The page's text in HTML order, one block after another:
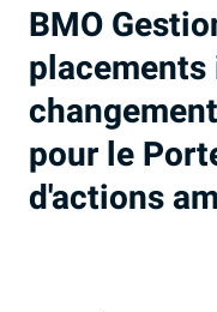
BMO
pour le
d'actions